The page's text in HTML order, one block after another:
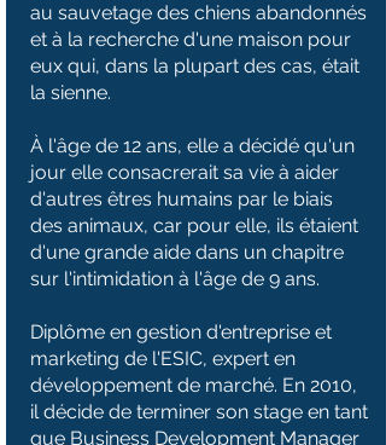
au sauvetage des chiens abandonnés
et à la recherche d'une maison pour
eux qui, dans la plupart des cas, était
la sienne.
À l'âge de 12 ans, elle a décidé qu'un
jour elle consacrerait sa vie à aider
d'autres êtres humains par le biais
des animaux, car pour elle, ils étaient
d'une grande aide dans un chapitre
sur l'intimidation à l'âge de 9 ans.
Diplôme en gestion d'entreprise et
marketing de l'ESIC, expert en
développement de marché. En 2010,
il décide de terminer son stage en tant
que Business Development Manager